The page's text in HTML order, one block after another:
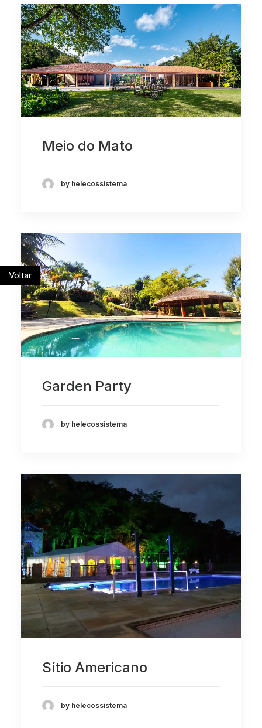
Meio do Mato
by helecossistema
Garden Party
by helecossistema
Sítio Americano
by helecossistema
Voltar